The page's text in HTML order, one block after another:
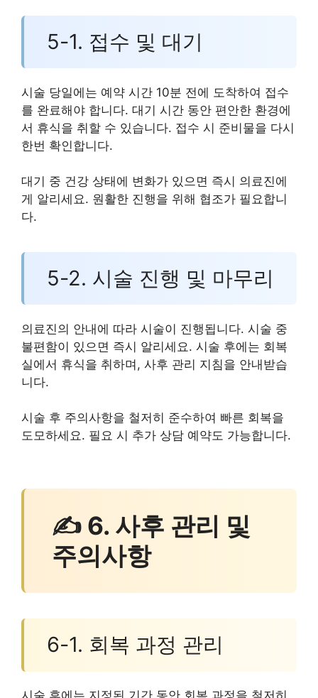
5-1. 접수 및 대기
시술 당일에는 예약 시간 10분 전에 도착하여 접수
를 완료해야 합니다. 대기 시간 동안 편안한 환경에
서 휴식을 취할 수 있습니다. 접수 시 준비물을 다시
한번 확인합니다.
대기 중 건강 상태에 변화가 있으면 즉시 의료진에
게 알리세요. 원활한 진행을 위해 협조가 필요합니
다.
5-2. 시술 진행 및 마무리
의료진의 안내에 따라 시술이 진행됩니다. 시술 중
불편함이 있으면 즉시 알리세요. 시술 후에는 회복
실에서 휴식을 취하며, 사후 관리 지침을 안내받습
니다.
시술 후 주의사항을 철저히 준수하여 빠른 회복을
도모하세요. 필요 시 추가 상담 예약도 가능합니다.
✍ 6. 사후 관리 및
주의사항
6-1. 회복 과정 관리